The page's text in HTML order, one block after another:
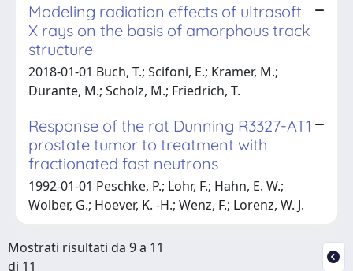
Modeling radiation effects of ultrasoft
X rays on the basis of amorphous track
structure
2018-01-01 Buch, T.; Scifoni, E.; Kramer, M.;
Durante, M.; Scholz, M.; Friedrich, T.
Response of the rat Dunning R3327-AT1
prostate tumor to treatment with
fractionated fast neutrons
1992-01-01 Peschke, P.; Lohr, F.; Hahn, E. W.;
Wolber, G.; Hoever, K. -H.; Wenz, F.; Lorenz, W. J.
Mostrati risultati da 9 a 11
di 11